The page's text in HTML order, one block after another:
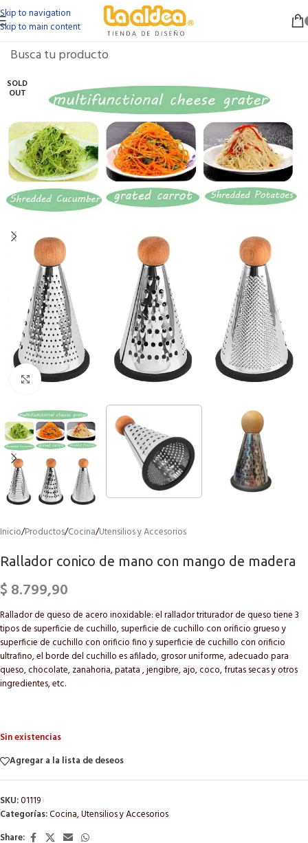
Skip to navigation
Skip to main content
SOLD
OUT
Click to enlarge
Inicio/Productos/Cocina/Utensilios y Accesorios
Rallador conico de mano con mango de madera
$ 8.799,90
Rallador de queso de acero inoxidable: el rallador triturador de queso tiene 3
tipos de superficie de cuchillo, superficie de cuchillo con orificio grueso y
superficie de cuchillo con orificio fino y superficie de cuchillo con orificio
ultrafino, el borde del cuchillo es afilado, grosor uniforme, adecuado para
queso, chocolate, zanahoria, patata , jengibre, ajo, coco, frutas secas y otros
ingredientes, etc.
Sin existencias
Agregar a la lista de deseos
SKU:01119
Categorías:Cocina,Utensilios y Accesorios
Share: